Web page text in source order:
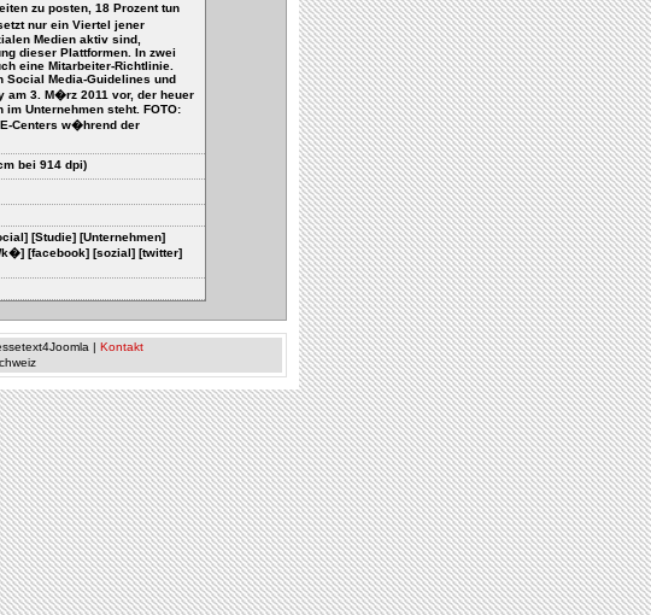
zu posten, 18 Prozent tun
nur ein Viertel jener
Medien aktiv sind,
dieser Plattformen. In zwei
eine Mitarbeiter-Richtlinie.
Social Media-Guidelines und
am 3. M�rz 2011 vor, der heuer
Unternehmen steht. FOTO:
Centers w�hrend der
bei 914 dpi)
[Studie] [Unternehmen]
[facebook] [sozial] [twitter]
| Kontakt